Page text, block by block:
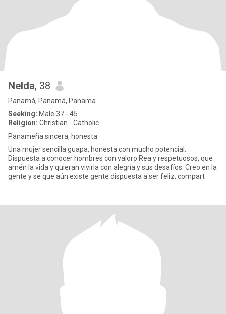
Nelda, 38
Panamá, Panamá, Panama
Seeking: Male 37 - 45
Religion: Christian - Catholic
Panameña sincera, honesta
Una mujer sencilla guapa, honesta con mucho potencial.
Dispuesta a conocer hombres con valoro Rea y respetuosos, que
amén la vida y quieran vivirla con alegría y sus desafíos. Creo en la
gente y se que aún existe gente dispuesta a ser feliz, compart